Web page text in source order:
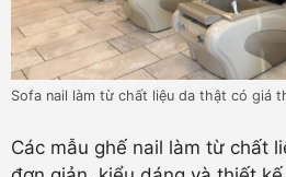
Sofa nail làm từ chất liệu da thật có giá
Các mẫu ghế nail làm từ chất